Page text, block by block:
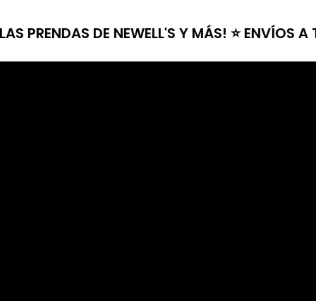
DE NEWELL'S Y MÁS! ⭐ ENVÍOS A TODO